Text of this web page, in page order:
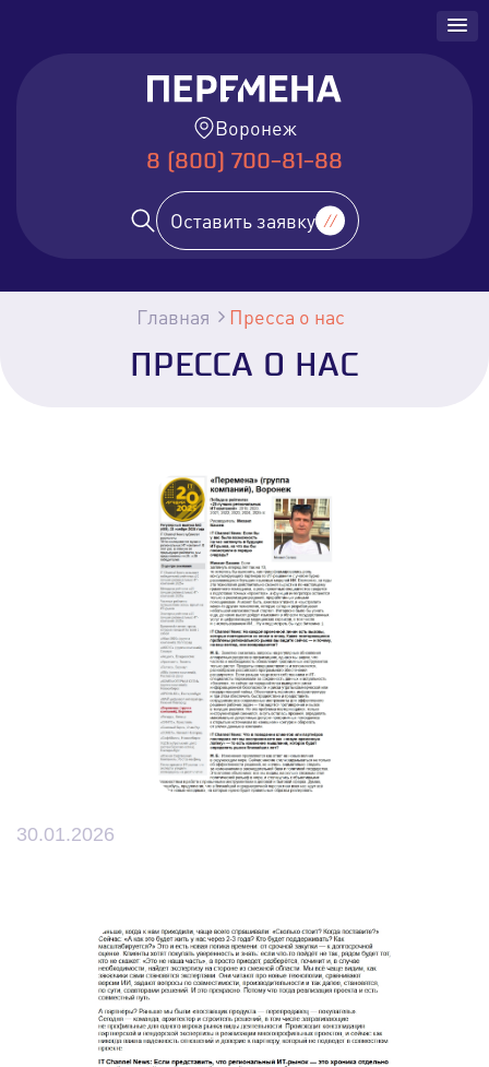
Воронеж
8 (800) 700-81-88
Оставить заявку
Главная Пресса о нас
ПРЕССА О НАС
30.01.2026